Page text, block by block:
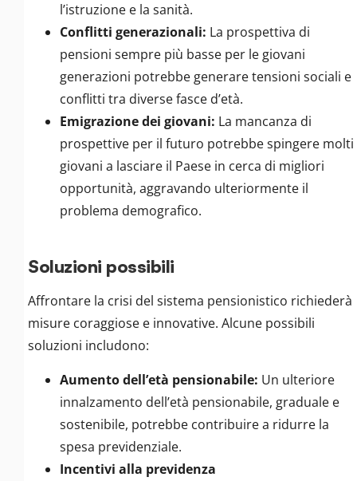
l’istruzione e la sanità.
Conflitti generazionali: La prospettiva di
pensioni sempre più basse per le giovani
generazioni potrebbe generare tensioni sociali e
conflitti tra diverse fasce d’età.
Emigrazione dei giovani: La mancanza di
prospettive per il futuro potrebbe spingere molti
giovani a lasciare il Paese in cerca di migliori
opportunità, aggravando ulteriormente il
problema demografico.
Soluzioni possibili
Affrontare la crisi del sistema pensionistico richiederà
misure coraggiose e innovative. Alcune possibili
soluzioni includono:
Aumento dell’età pensionabile: Un ulteriore
innalzamento dell’età pensionabile, graduale e
sostenibile, potrebbe contribuire a ridurre la
spesa previdenziale.
Incentivi alla previdenza